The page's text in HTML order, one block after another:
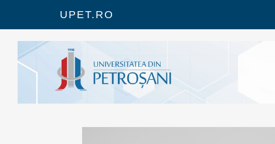
UPET.RO